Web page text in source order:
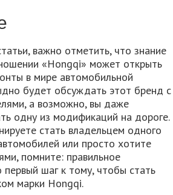
важно отметить, что знание
«Hongqi» может открыть
в мире автомобильной
будет обсуждать этот бренд с
а возможно, вы даже
одну из модификаций на дороге.
стать владельцем одного
или просто хотите
помните: правильное
шаг к тому, чтобы стать
марки Hongqi.